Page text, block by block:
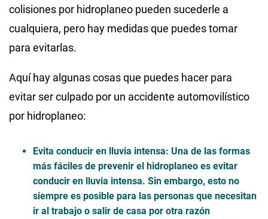
colisiones por hidroplaneo pueden sucederle a
cualquiera, pero hay medidas que puedes tomar
para evitarlas.
Aquí hay algunas cosas que puedes hacer para
evitar ser culpado por un accidente automovilístico
por hidroplaneo:
Evita conducir en lluvia intensa: Una de las formas
más fáciles de prevenir el hidroplaneo es evitar
conducir en lluvia intensa. Sin embargo, esto no
siempre es posible para las personas que necesitan
ir al trabajo o salir de casa por otra razón